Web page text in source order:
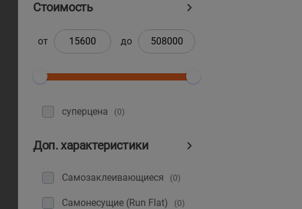
Стоимость
от до
суперцена (0)
Доп. характеристики
Самозаклеивающиеся (0)
Самонесущие (Run Flat) (0)